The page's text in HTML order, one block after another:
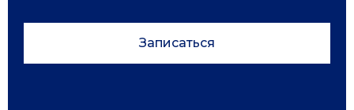
Записаться